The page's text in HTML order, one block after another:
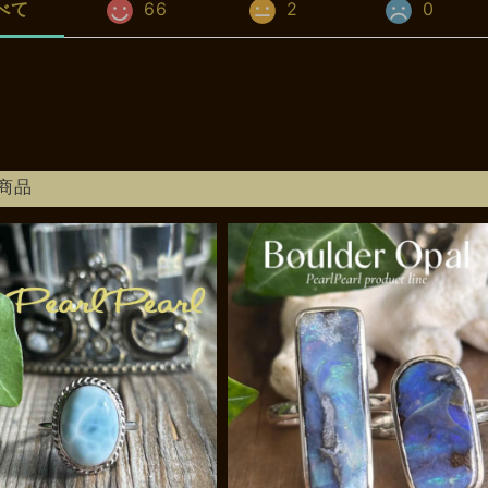
て 66 2 0
品